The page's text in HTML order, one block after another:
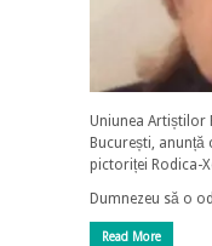
Uniunea Artiștilor
București, anunță
pictoriței Rodica-
Dumnezeu să o
Read More